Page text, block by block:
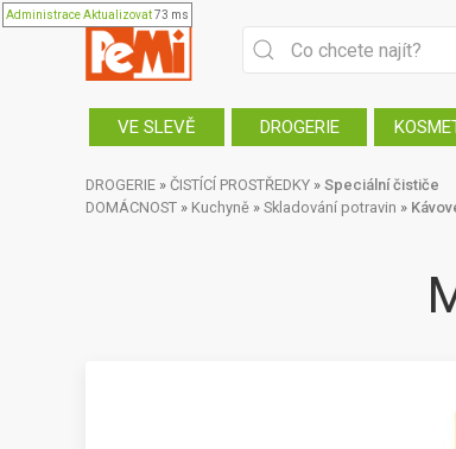
AdministraceAktualizovat73 ms
VE SLEVĚ DROGERIE
DROGERIE » ČISTÍCÍ PROSTŘEDKY » Speciální čističe
DOMÁCNOST » Kuchyně » Skladování potravin »